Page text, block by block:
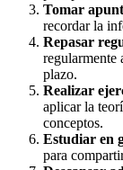
Tomar
recordar la
Repasar
regularmente
plazo.
Realizar
aplicar la
conceptos.
Estudiar en
para